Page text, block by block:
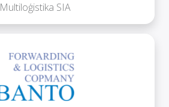
Multiloģistika SIA